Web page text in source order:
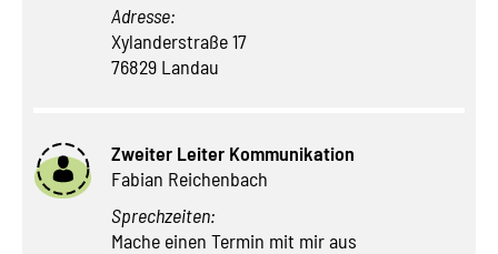
Adresse:
Xylanderstraße 17
76829 Landau
Zweiter Leiter Kommunikation
Fabian Reichenbach
Sprechzeiten:
Mache einen Termin mit mir aus